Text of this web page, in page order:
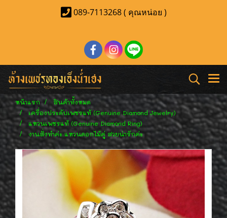
089-7113268 ( คุณหน่อย )
หน้าแรก
สินค้าทั้งหมด
เครื่องประดับเพชรแท้ (Genuine Diamond Jewelry)
แหวนเพชรแท้ (Genuine Diamond Ring)
งานสั่งทำค่ะ แหวนดอกไม้คู่ สวยน่ารักค่ะ